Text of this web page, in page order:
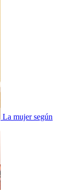
La mujer según